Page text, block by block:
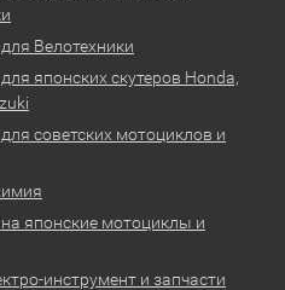
Велотехники
японских скутеров Honda,
советских мотоциклов и
японские мотоциклы и
инструмент и запчасти